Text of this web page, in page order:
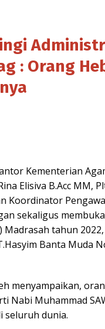
: Orang
Kementerian
Elisiva B.Acc MM,
Koordinator
sekaligus
tahun
Banta Muda
menyampaikan,
Nabi Muhammad
seluruh dunia.